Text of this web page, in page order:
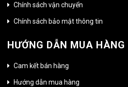
Chính sách vận chuyển
Chính sách bảo mật thông tin
HƯỚNG DẪN MUA HÀNG
Cam kết bán hàng
Hướng dẫn mua hàng